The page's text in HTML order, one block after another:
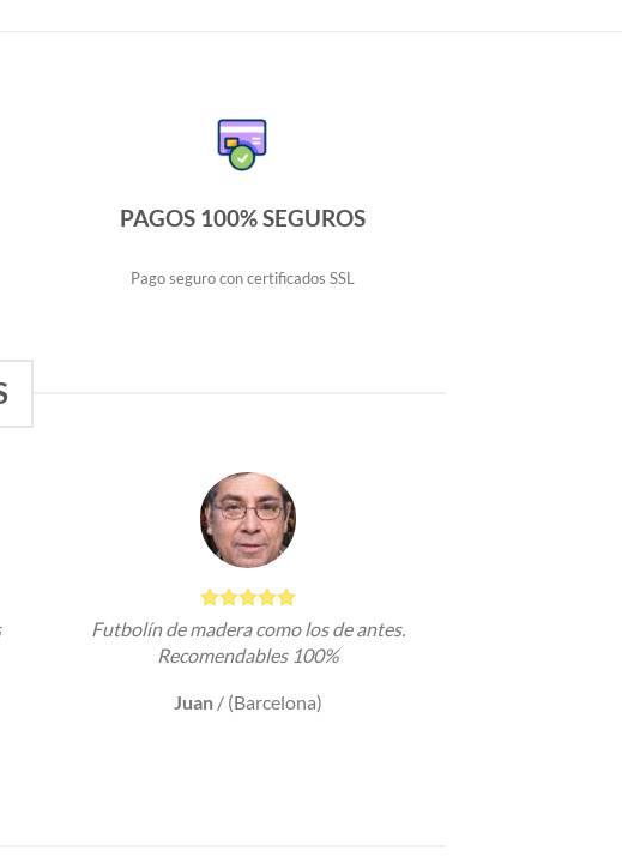
PAGOS 100% SEGUROS
Pago seguro con certificados SSL
Futbolín de madera como los de antes.
Recomendables 100%
Juan / (Barcelona)